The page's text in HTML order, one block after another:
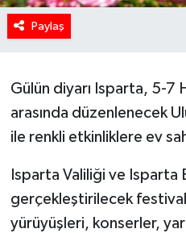
Paylaş
Gülün diyarı Isparta, 5-7
arasında düzenlenecek
ile renkli etkinliklere ev
Isparta Valiliği ve Isparta
gerçekleştirilecek
yürüyüşleri, konserler,
Oyun
SAĞLIK
Spor
Tarihi Yapılarımız